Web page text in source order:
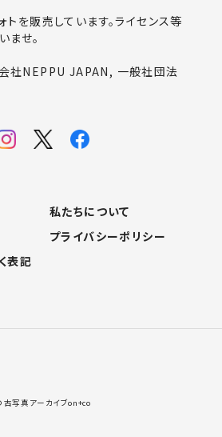
トを販売しています。ライセンス等
ませ。
社NEPPU JAPAN, 一般社団法
私たちについて
プライバシーポリシー
表記
古写真アーカイブon+co